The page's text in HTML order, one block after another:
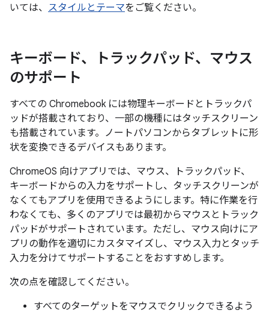
いては、 スタイルとテーマをご覧ください。
キーボード、トラックパッド、マウス
のサポート
すべての Chromebook には物理キーボードとトラックパ
ッドが搭載されており、一部の機種にはタッチスクリーン
も搭載されています。ノートパソコンからタブレットに形
状を変換できるデバイスもあります。
ChromeOS 向けアプリでは、マウス、トラックパッド、
キーボードからの入力をサポートし、タッチスクリーンが
なくてもアプリを使用できるようにします。特に作業を行
わなくても、多くのアプリでは最初からマウスとトラック
パッドがサポートされています。ただし、マウス向けにア
プリの動作を適切にカスタマイズし、マウス入力とタッチ
入力を分けてサポートすることをおすすめします。
次の点を確認してください。
すべてのターゲットをマウスでクリックできるよう